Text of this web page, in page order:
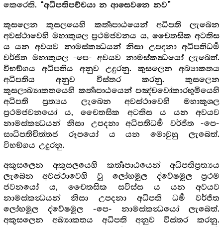
කෙරෙති. “අධිපතිපච්චයා න ආසෙවනෙ නව”
කුසලෙන කුසලයෙහි කර්‍තෘපාඨයෙන් අධිපති ලැබෙන
අවස්ථාවෙහි මහාකුශල ප්‍රථමජවනය ය, චෛතසික අටතිස
ය යන අවයව නාමස්කන්‍ධයන් නිසා උපදනා අධිපතිධර්‍ම
වර්ජිත මහාකුශල -පෙ- අවයව නාමස්කන්‍ධයෝ ලැබෙත්.
විභඞ්ගය අධිපතිය අනුව උදුරනු. කුසලෙන අබ්‍යාකතය
අධිපතිය අනුව විස්තර කරනු. කුසලෙන
කුසලාබ්‍යාකතයෙහි කර්‍තෘපාඨයෙන් පඤ්චවෝකාරභූමියෙහි
අධිපති ප්‍රත්‍යය ලැබෙන අවස්ථාවෙහි මහාකුශල
ප්‍රථමජවනයෝ ය, චෛතසික අටතිස ය යන අවයව
නාමස්කන්‍ධයන් නිසා උපදනා අධිපතිධර්‍ම වර්ජිත -පෙ-
සාධිපතිචිත්තජ රූපයෝ ය යන මොවුහු ලැබෙත්.
විභඞ්ගය උදුරනු.
අකුසලෙන අකුසලයෙහි කර්‍තෘපාඨයෙන් අධිපතිප්‍රත්‍යය
ලැබෙන අවස්ථාවෙහි වූ ලෝභමූල ද්වේෂමූල ප්‍රථම
ජවනයෝ ය, චෛතසික සවිස්ස ය යන අවයව
නාමස්කන්‍ධයන් නිසා උපදනා අධිපති ධර්‍ම වර්ජිත
ලෝභමූල ද්වේෂමූල -පෙ- නාමස්කන්‍ධයෝ ලැබෙත්.
අකුසලෙන අබ්‍යාකතය අධිපති අනුව විස්තර කරනු.